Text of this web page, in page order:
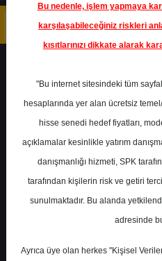
DOAS-
SERVİS VE
Hedef Fiyat
Getiri
0
Bu nedenle, işlem yapmaya
karşılaşabileceğiniz riskleri
kısıtlarınızı dikkate alarak
"Bu internet sitesindeki tüm
hesaplarında yer alan ücretsiz
hisse senedi hedef fiyatları,
açıklamalar kesinlikle yatırım
danışmanlığı hizmeti, SPK
tarafından kişilerin risk ve getiri
sunulmaktadır. Bu alanda
adresinde
Ayrıca üye olan herkes "Kişisel